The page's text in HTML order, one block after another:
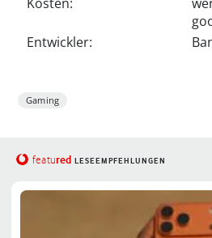
Entwickler:
Gaming
featured LESEEMPFEHLUNGEN